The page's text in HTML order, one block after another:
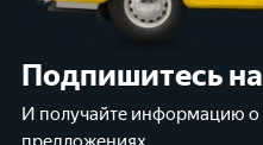
Подпишитесь
И получайте информацию о